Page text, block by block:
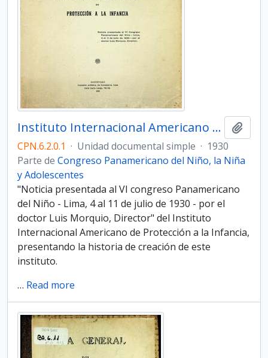
Instituto Internacional Americano de Protección a la Infancia. [Noticia presentada al VI Congreso Panamericano del Niño]
CPN.6.2.0.1 · Unidad documental simple · 1930
Parte de Congreso Panamericano del Niño, la Niña
y Adolescentes
"Noticia presentada al VI congreso Panamericano
del Niño - Lima, 4 al 11 de julio de 1930 - por el
doctor Luis Morquio, Director" del Instituto
Internacional Americano de Protección a la Infancia,
presentando la historia de creación de este
instituto.
… Read more